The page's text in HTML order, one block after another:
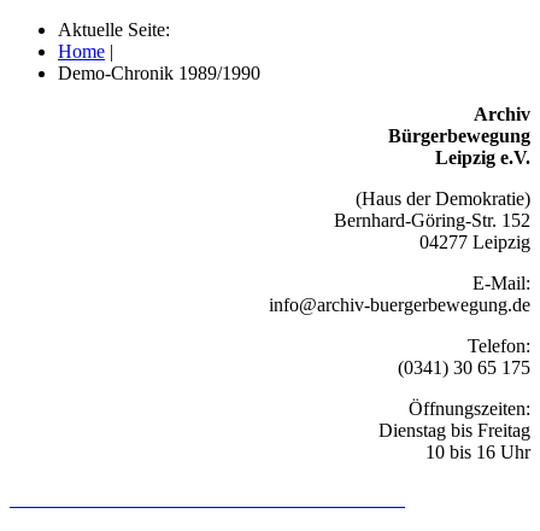
Aktuelle Seite:
Home |
Demo-Chronik 1989/1990
Archiv
Bürgerbewegung
Leipzig e.V.
(Haus der Demokratie)
Bernhard-Göring-Str. 152
04277 Leipzig
E-Mail:
info@archiv-buergerbewegung.de
Telefon:
(0341) 30 65 175
Öffnungszeiten:
Dienstag bis Freitag
10 bis 16 Uhr